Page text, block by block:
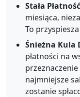
Stała
miesiąca,
To przyspiesza
Śnieżna Kula
płatności na
najmniejsze
zostanie